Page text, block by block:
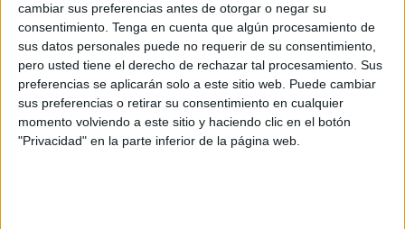
cambiar sus preferencias antes de otorgar o negar su
consentimiento. Tenga en cuenta que algún procesamiento de
sus datos personales puede no requerir de su consentimiento,
pero usted tiene el derecho de rechazar tal procesamiento. Sus
preferencias se aplicarán solo a este sitio web. Puede cambiar
sus preferencias o retirar su consentimiento en cualquier
momento volviendo a este sitio y haciendo clic en el botón
"Privacidad" en la parte inferior de la página web.
IMPRIMIR
TWEET
SHARE
SHARE